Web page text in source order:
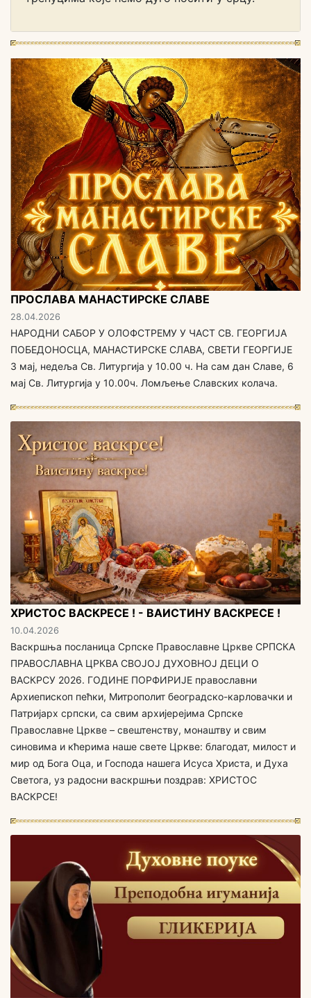
ПРОСЛАВА МАНАСТИРСКЕ СЛАВЕ
28.04.2026
НАРОДНИ САБОР У ОЛОФСТРЕМУ У ЧАСТ СВ. ГЕОРГИЈА
ПОБЕДОНОСЦА, МАНАСТИРСКЕ СЛАВА, СВЕТИ ГЕОРГИЈЕ
3 мај, недеља Св. Литургија у 10.00 ч. На сам дан Славе, 6
мај Св. Литургија у 10.00ч. Ломљење Славских колача.
ХРИСТОС ВАСКРЕСЕ ! - ВАИСТИНУ ВАСКРЕСЕ !
10.04.2026
Васкршња посланица Српске Православне Цркве СРПСКА
ПРАВОСЛАВНА ЦРКВА СВОЈОЈ ДУХОВНОЈ ДЕЦИ O
ВАСКРСУ 2026. ГОДИНЕ ПОРФИРИЈЕ православни
Архиепископ пећки, Митрополит београдско-карловачки и
Патријарх српски, са свим aрхијерејима Српске
Православне Цркве – свештенству, монаштву и свим
синовима и кћерима наше свете Цркве: благодат, милост и
мир од Бога Оца, и Господа нашега Исуса Христа, и Духа
Светога, уз радосни васкршњи поздрав: ХРИСТОС
ВАСКРСЕ!